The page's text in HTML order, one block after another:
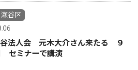
谷区
法人会 元木大介さん来たる ９
セミナーで講演